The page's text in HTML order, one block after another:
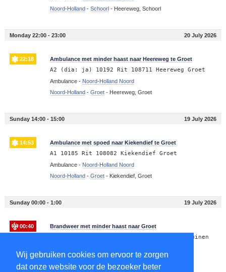
Wij gebruiken cookies om ervoor te zorgen
dat onze website voor de bezoeker beter
Noord-Holland- Schoorl- Heereweg, Schoorl
Monday 22:00 - 23:00 20 July 2026
22:18 Ambulance met minder haast naar Heereweg te Groet
A2 (dia: ja) 10192 Rit 108711 Heereweg Groet
Ambulance - Noord-Holland Noord
Noord-Holland- Groet- Heereweg, Groet
Sunday 14:00 - 15:00 19 July 2026
14:53 Ambulance met spoed naar Kiekendief te Groet
A1 10185 Rit 108082 Kiekendief Groet
Ambulance - Noord-Holland Noord
Noord-Holland- Groet- Kiekendief, Groet
Sunday 00:00 - 1:00 19 July 2026
00:40 Brandweer met minder haast naar Groet
P2 BNH-04 Dienstverlening Hondsbossche Duinen
Brandweer -Noord-Holland Noord
Noord-Holland-Groet-Groet